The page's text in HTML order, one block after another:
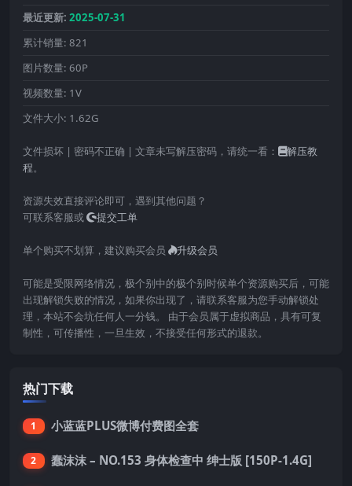
最近更新: 2025-07-31
累计销量: 821
图片数量: 60P
视频数量: 1V
文件大小: 1.62G
文件损坏 | 密码不正确 | 文章未写解压密码，请统一看：
解压教
程。
资源失效直接评论即可，遇到其他问题？
可联系客服或
提交工单
单个购买不划算，建议购买会员 升级会员
可能是受限网络情况，极个别中的极个别时候单个资源购买后，可能
出现解锁失败的情况，如果你出现了，请联系客服为您手动解锁处
理，本站不会坑任何人一分钱。 由于会员属于虚拟商品，具有可复
制性，可传播性，一旦生效，不接受任何形式的退款。
热门下载
1 小蓝蓝PLUS微博付费图全套
2 蠢沫沫 – NO.153 身体检查中 绅士版 [150P-1.4G]